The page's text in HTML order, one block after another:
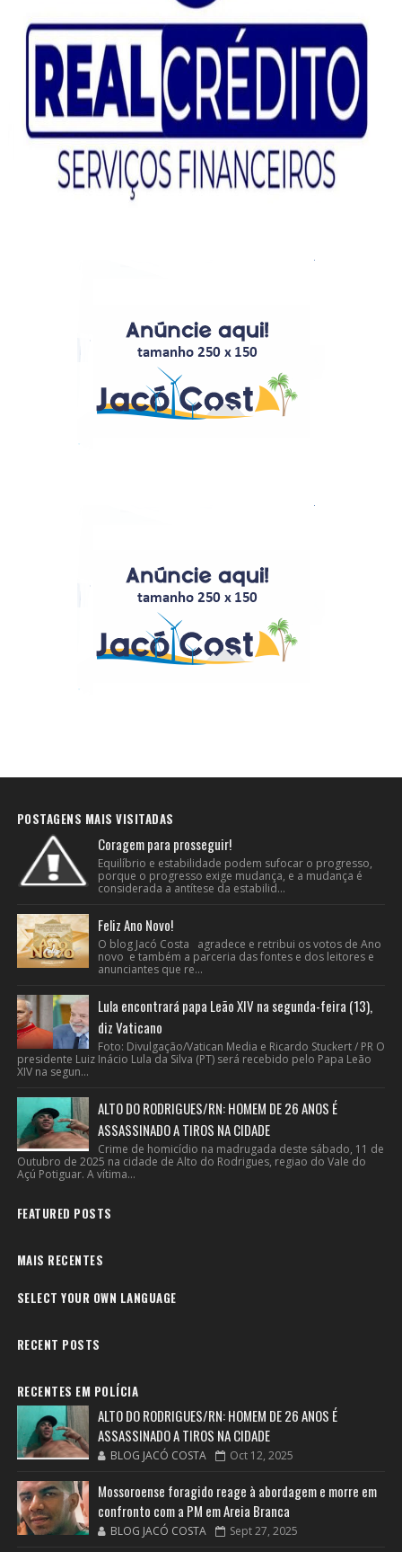
POSTAGENS MAIS VISITADAS
Coragem para prosseguir!
Equilíbrio e estabilidade podem sufocar o progresso,
porque o progresso exige mudança, e a mudança é
considerada a antítese da estabilid...
Feliz Ano Novo!
O blog Jacó Costa agradece e retribui os votos de Ano
novo e também a parceria das fontes e dos leitores e
anunciantes que re...
Lula encontrará papa Leão XIV na segunda-feira (13),
diz Vaticano
Foto: Divulgação/Vatican Media e Ricardo Stuckert / PR O
presidente Luiz Inácio Lula da Silva (PT) será recebido pelo Papa Leão
XIV na segun...
ALTO DO RODRIGUES/RN: HOMEM DE 26 ANOS É
ASSASSINADO A TIROS NA CIDADE
Crime de homicídio na madrugada deste sábado, 11 de
Outubro de 2025 na cidade de Alto do Rodrigues, regiao do Vale do
Açú Potiguar. A vítima...
FEATURED POSTS
MAIS RECENTES
SELECT YOUR OWN LANGUAGE
RECENT POSTS
RECENTES EM POLÍCIA
ALTO DO RODRIGUES/RN: HOMEM DE 26 ANOS É
ASSASSINADO A TIROS NA CIDADE
BLOG JACÓ COSTA Oct 12, 2025
Mossoroense foragido reage à abordagem e morre em
confronto com a PM em Areia Branca
BLOG JACÓ COSTA Sept 27, 2025